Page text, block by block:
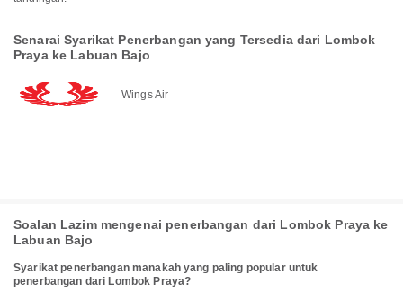
Senarai Syarikat Penerbangan yang Tersedia dari Lombok
Praya ke Labuan Bajo
Wings Air
Soalan Lazim mengenai penerbangan dari Lombok Praya ke
Labuan Bajo
Syarikat penerbangan manakah yang paling popular untuk
penerbangan dari Lombok Praya?